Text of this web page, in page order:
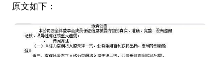
原文如下：